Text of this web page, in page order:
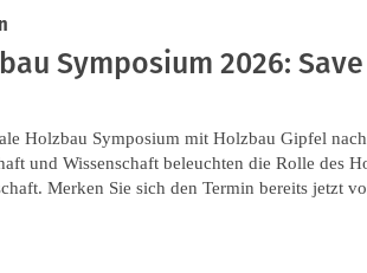
Symposium 2026:
Holzbau Symposium mit Holzbau Gipfel
und Wissenschaft beleuchten die Rolle des
Merken Sie sich den Termin bereits jetzt